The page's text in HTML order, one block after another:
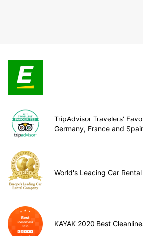
TripAdvisor Travelers’
Germany, France and
World's Leading Car
KAYAK 2020 Best